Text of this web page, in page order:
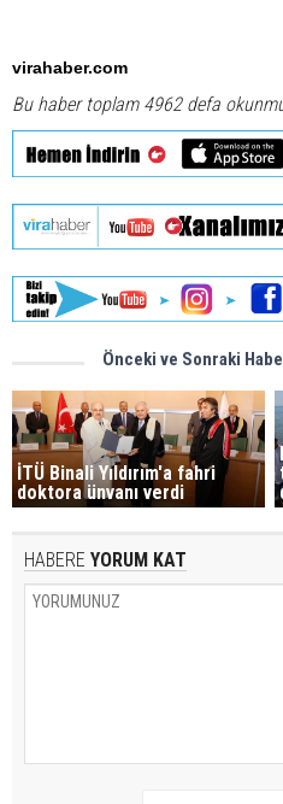
virahaber.com
Bu haber toplam 4962 defa
Önceki ve Sonraki
İTÜ Binali Yıldırım'a fahri
doktora ünvanı verdi
HABERE YORUM KAT